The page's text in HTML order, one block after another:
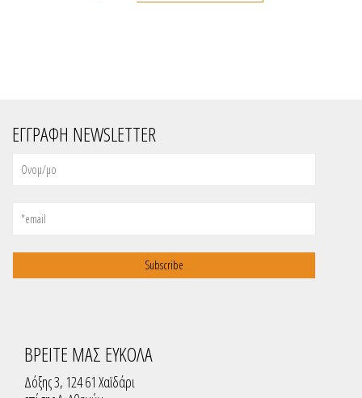
ΕΓΓΡΑΦΗ NEWSLETTER
ΒΡΕΙΤΕ ΜΑΣ ΕΥΚΟΛΑ
Δόξης 3, 124 61 Χαϊδάρι